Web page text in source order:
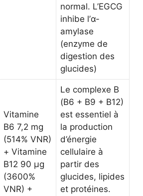
normal. L’EGCG
inhibe l’α-
amylase
(enzyme de
digestion des
glucides)
Vitamine
B6 7,2 mg
(514% VNR)
+ Vitamine
B12 90 µg
(3600%
VNR) +
Le complexe B
(B6 + B9 + B12)
est essentiel à
la production
d’énergie
cellulaire à
partir des
glucides, lipides
et protéines.